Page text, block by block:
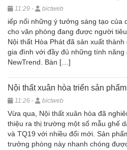
11:29 - bictweb
iếp nối những ý tưởng sáng tạo của
cho văn phòng đang được người
Nội thất Hòa Phát đã sản xuất
gia đình với đầy đủ những tính năng
NewTrend. Bàn […]
Nội thất xuân hòa triển sản
11:26 - bictweb
Vừa qua, Nội thất xuân hòa đã
thiệu ra thị trường một số mẫu ghế
và TQ19 với nhiều đổi mới. Sản
trưởng phòng này nhanh chóng